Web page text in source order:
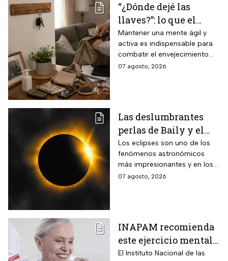
“¿Dónde dejé las
llaves?”: lo que el
INAPAM advierte
sobre los 3 olvidos
comunes que no
debes ignorar en la
Mantener una mente ágil y
activa es indispensable para
combatir el envejecimiento
natural del cerebro.
07 agosto, 2026
Las deslumbrantes
perlas de Baily y el
anillo de diamantes
que se verán en el
eclipse solar total
Los eclipses son uno de los
fenómenos astronómicos
más impresionantes y en los
próximos días habrá un
07 agosto, 2026
INAPAM recomienda
este ejercicio mental
para adultos mayores
El Instituto Nacional de las